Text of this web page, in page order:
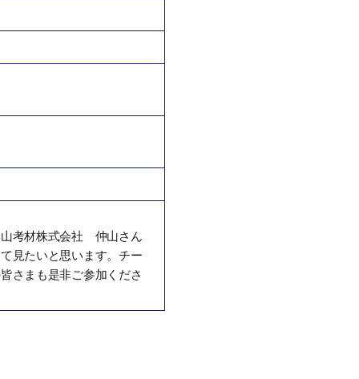
考材株式会社 仲山さん
見たいと思います。チー
さまも是非ご参加くださ